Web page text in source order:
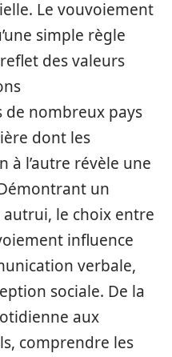
Le vouvoiement
simple règle
des valeurs
de nombreux pays
dont les
à l’autre révèle une
un
le choix entre
influence
verbale,
sociale. De la
aux
comprendre les